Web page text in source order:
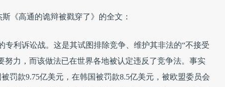
《高通的诡辩被戳穿了》的全文：
专利诉讼战。这是其试图排除竞争、维护其非法的“不接受
努力，而该做法已在世界各地被认定违反了竞争法。事实
罚款9.75亿美元，在韩国被罚款8.5亿美元，被欧盟委员会